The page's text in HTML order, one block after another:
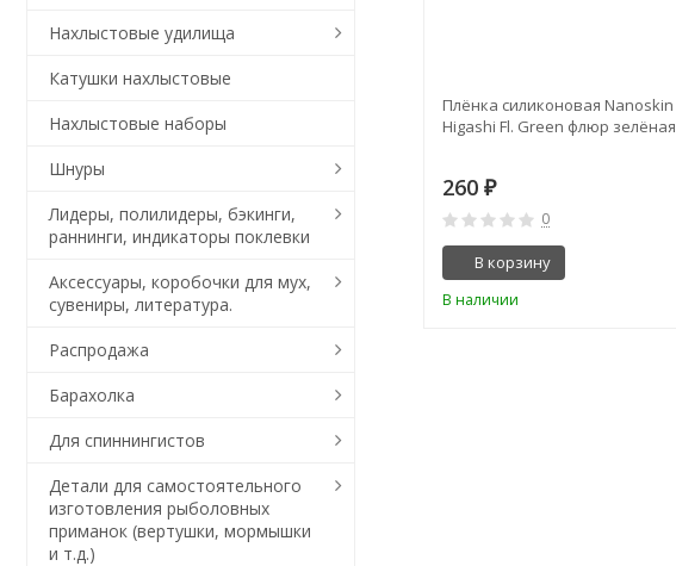
Плёнка силиконовая Nanoskin
Higashi Fl. Green флюр зелёная
260 ₽
0
В корзину
В наличии
Нахлыстовые удилища
Катушки нахлыстовые
Нахлыстовые наборы
Шнуры
Лидеры, полилидеры, бэкинги,
раннинги, индикаторы поклевки
Аксессуары, коробочки для мух,
сувениры, литература.
Распродажа
Барахолка
Для спиннингистов
Детали для самостоятельного
изготовления рыболовных
приманок (вертушки, мормышки
и т.д.)